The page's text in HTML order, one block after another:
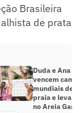
Brasileira
de prata
Duda e Ana
vencem
mundiais de
praia e levam
no Areia